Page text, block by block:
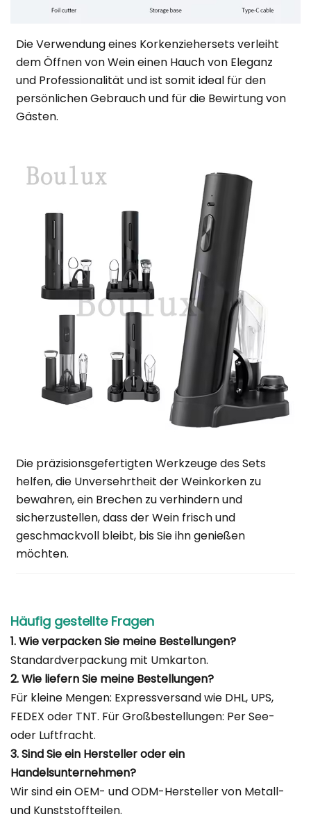
Die Verwendung eines Korkenziehersets verleiht
dem Öffnen von Wein einen Hauch von Eleganz
und Professionalität und ist somit ideal für den
persönlichen Gebrauch und für die Bewirtung von
Gästen.
Die präzisionsgefertigten Werkzeuge des Sets
helfen, die Unversehrtheit der Weinkorken zu
bewahren, ein Brechen zu verhindern und
sicherzustellen, dass der Wein frisch und
geschmackvoll bleibt, bis Sie ihn genießen
möchten.
Häufig gestellte Fragen
1. Wie verpacken Sie meine Bestellungen?
Standardverpackung mit Umkarton.
2. Wie liefern Sie meine Bestellungen?
Für kleine Mengen: Expressversand wie DHL, UPS,
FEDEX oder TNT. Für Großbestellungen: Per See-
oder Luftfracht.
3. Sind Sie ein Hersteller oder ein
Handelsunternehmen?
Wir sind ein OEM- und ODM-Hersteller von Metall-
und Kunststoffteilen.